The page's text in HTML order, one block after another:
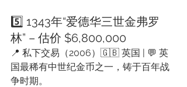
5️⃣ 1343年“爱德华三世金弗罗
林” – 估价 $6,800,000
📍 私下交易（2006）🇬🇧 英国 | 💬 英
国最稀有中世纪金币之一，铸于百年战
争时期。